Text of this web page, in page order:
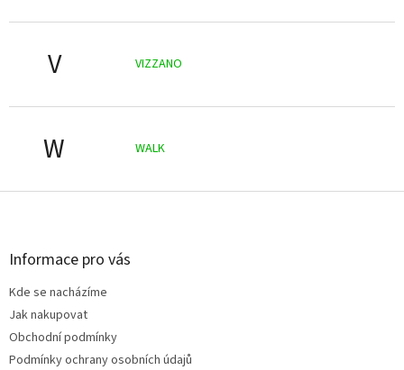
V VIZZANO
W WALK
Z
Informace pro vás
Kde se nacházíme
Jak nakupovat
Obchodní podmínky
Podmínky ochrany osobních údajů